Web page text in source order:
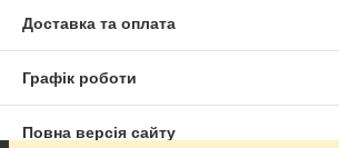
Доставка та оплата
Графік роботи
Повна версія сайту